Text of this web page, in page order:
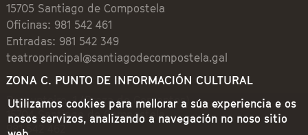
15705 Santiago de Compostela
Oficinas: 981 542 461
Entradas: 981 542 349
teatroprincipal@santiagodecompostela.gal
ZONA C. PUNTO DE INFORMACIÓN CULTURAL
Preguntoiro, 1 (Praza de Cervantes)
15704 Santiago de Compostela
981 542 462
Utilizamos cookies para mellorar a súa experiencia e os
nosos servizos, analizando a navegación no noso sitio